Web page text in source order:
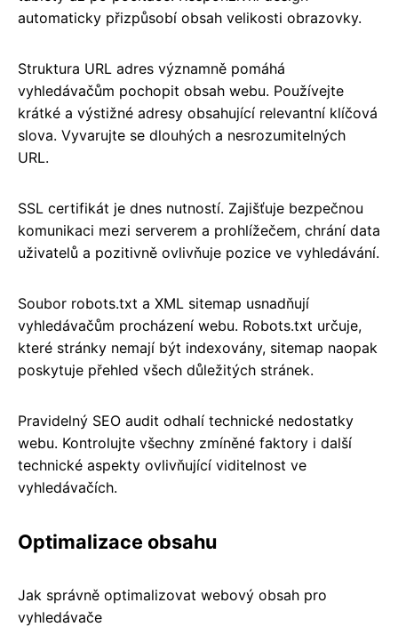
automaticky přizpůsobí obsah velikosti obrazovky.
Struktura URL adres významně pomáhá
vyhledávačům pochopit obsah webu. Používejte
krátké a výstižné adresy obsahující relevantní klíčová
slova. Vyvarujte se dlouhých a nesrozumitelných
URL.
SSL certifikát je dnes nutností. Zajišťuje bezpečnou
komunikaci mezi serverem a prohlížečem, chrání data
uživatelů a pozitivně ovlivňuje pozice ve vyhledávání.
Soubor robots.txt a XML sitemap usnadňují
vyhledávačům procházení webu. Robots.txt určuje,
které stránky nemají být indexovány, sitemap naopak
poskytuje přehled všech důležitých stránek.
Pravidelný SEO audit odhalí technické nedostatky
webu. Kontrolujte všechny zmíněné faktory i další
technické aspekty ovlivňující viditelnost ve
vyhledávačích.
Optimalizace obsahu
Jak správně optimalizovat webový obsah pro
vyhledávače